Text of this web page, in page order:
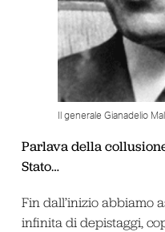
Il generale Gianadelio
Parlava della
Stato…
Fin dall’inizio abbiamo
infinita di depistaggi,